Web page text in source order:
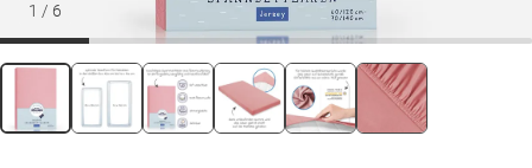
1 / 6